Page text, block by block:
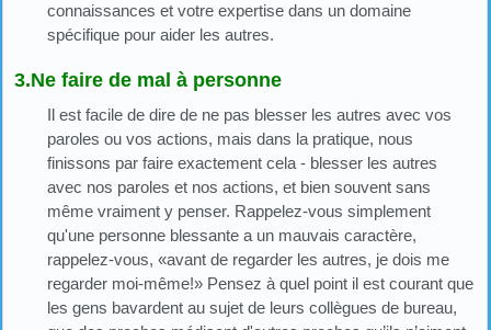
connaissances et votre expertise dans un domaine
spécifique pour aider les autres.
3.Ne faire de mal à personne
Il est facile de dire de ne pas blesser les autres avec vos
paroles ou vos actions, mais dans la pratique, nous
finissons par faire exactement cela - blesser les autres
avec nos paroles et nos actions, et bien souvent sans
même vraiment y penser. Rappelez-vous simplement
qu'une personne blessante a un mauvais caractère,
rappelez-vous, «avant de regarder les autres, je dois me
regarder moi-même!» Pensez à quel point il est courant que
les gens bavardent au sujet de leurs collègues de bureau,